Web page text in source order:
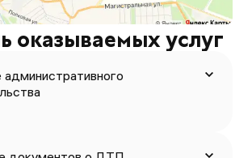
оказываемых услуг